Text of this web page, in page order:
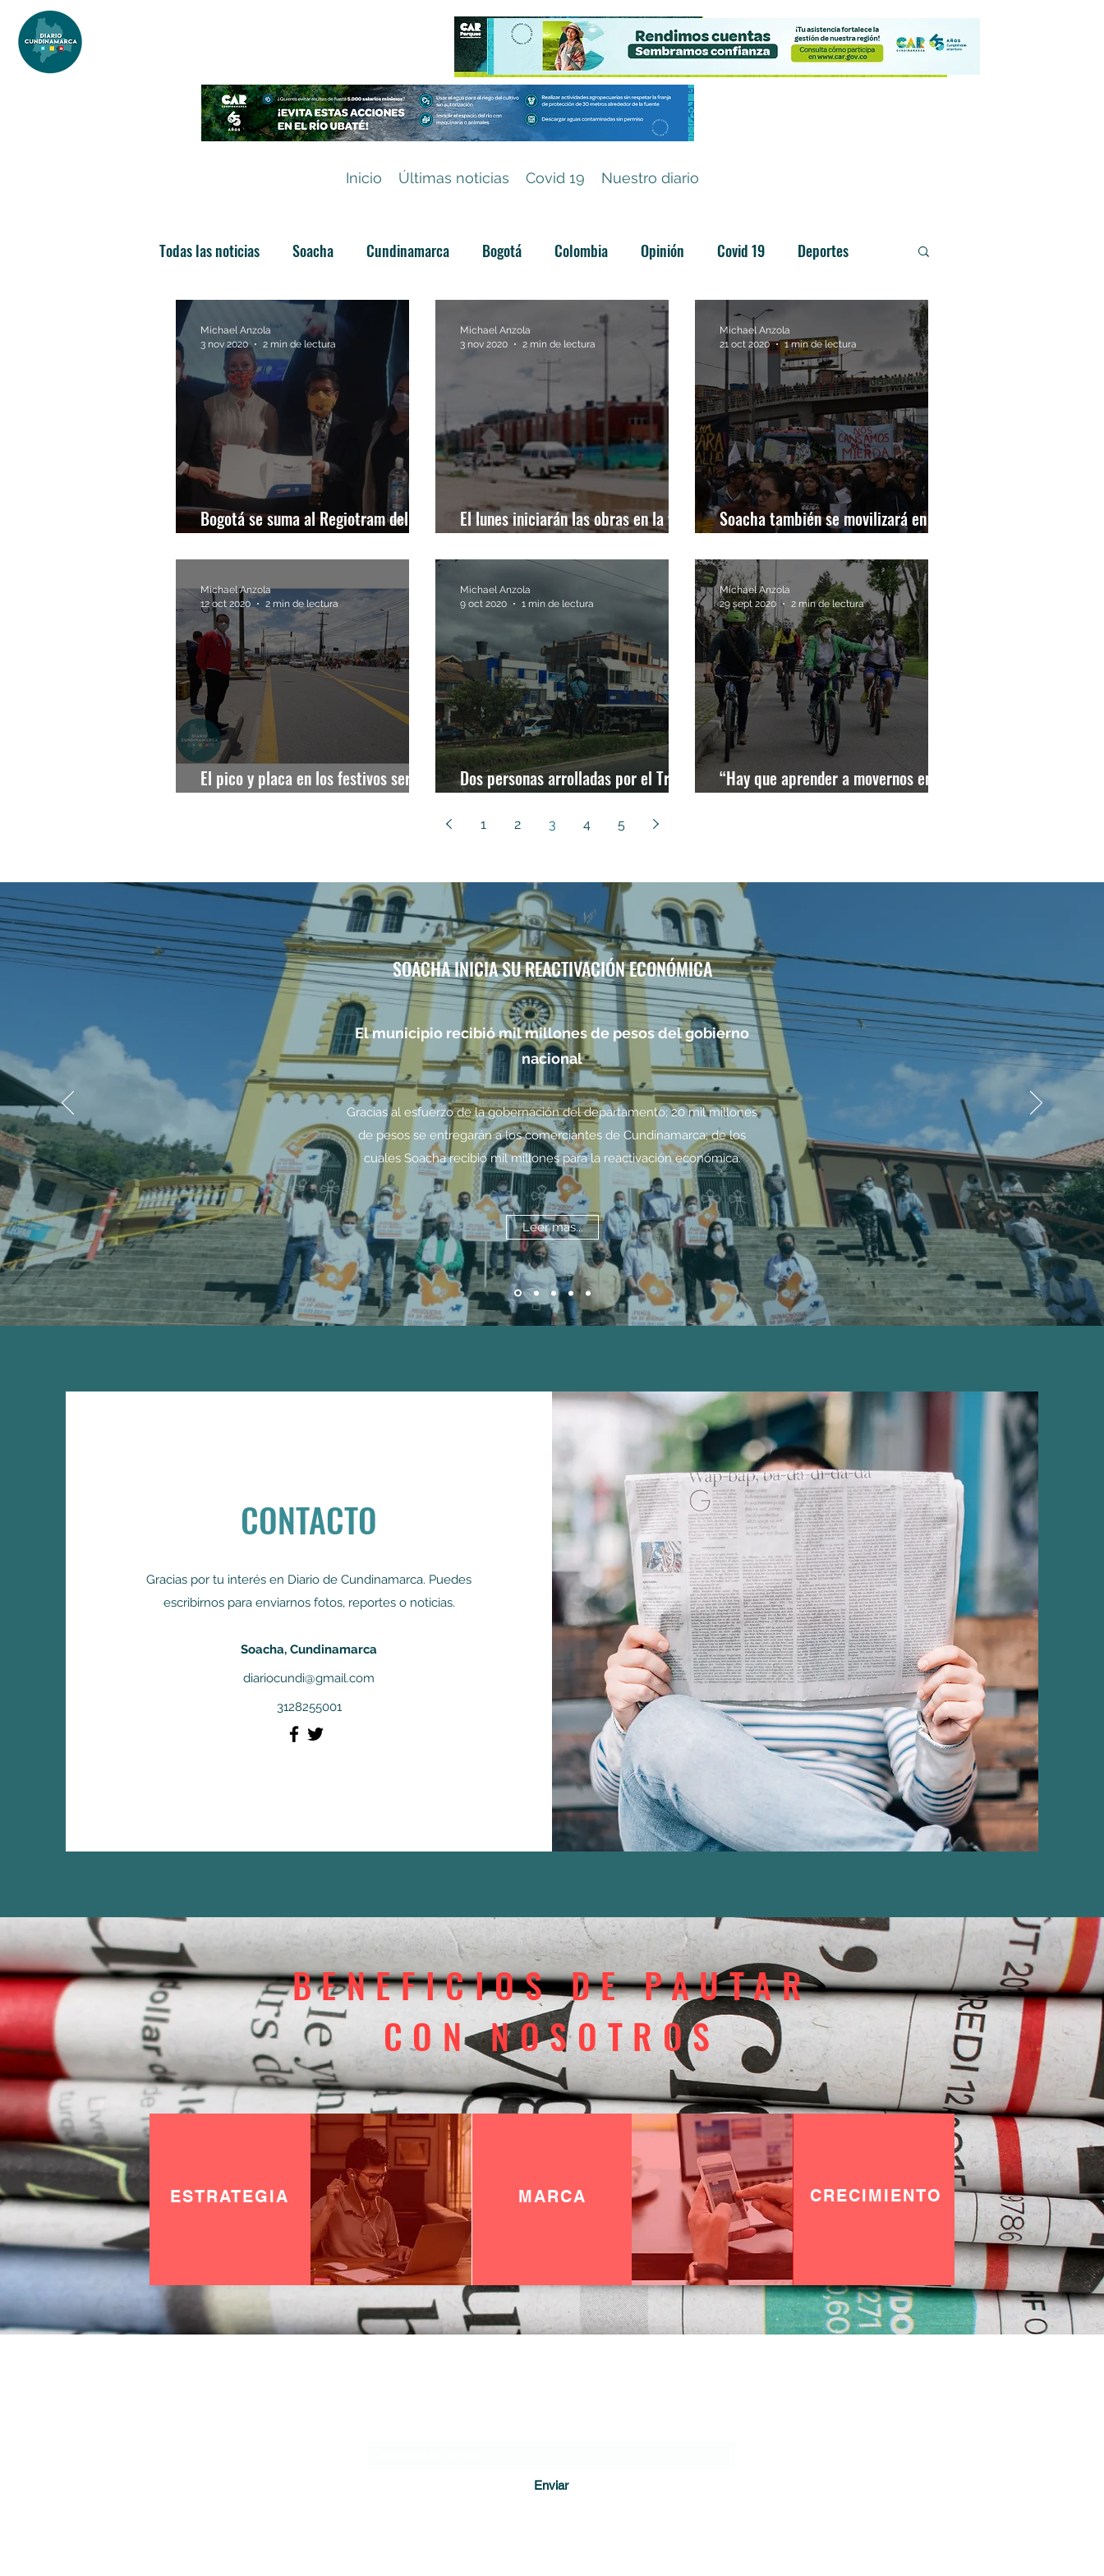
Inicio Últimas noticias Covid 19 Nuestro diario
Todas las noticias Soacha Cundinamarca Bogotá Colombia Opinión Covid 19 Deportes
Las nuevas soachunidades Categoría sin título
Bogotá se suma al Regiotram del
Michael Anzola
3 nov 2020
2 min de lectura
El lunes iniciarán las obras en la vía
Michael Anzola
3 nov 2020
2 min de lectura
Soacha también se movilizará en el
Michael Anzola
21 oct 2020
1 min de lectura
El pico y placa en los festivos será
Michael Anzola
12 oct 2020
2 min de lectura
Dos personas arrolladas por el Tren
Michael Anzola
9 oct 2020
1 min de lectura
“Hay que aprender a movernos en
Michael Anzola
29 sept 2020
2 min de lectura
1 2 3 4 5
SOACHA INICIA SU REACTIVACIÓN ECONÓMICA
El municipio recibió mil millones de pesos del gobierno
nacional
Gracias al esfuerzo de la gobernación del departamento; 20 mil millones
de pesos se entregarán a los comerciantes de Cundinamarca; de los
cuales Soacha recibió mil millones para la reactivación económica.
Leer más...
CONTACTO
Gracias por tu interés en Diario de Cundinamarca. Puedes
escribirnos para enviarnos fotos, reportes o noticias.
Soacha, Cundinamarca
diariocundi@gmail.com
3128255001
BENEFICIOS DE PAUTAR
CON NOSOTROS
ESTRATEGIA MARCA CRECIMIENTO
Enviar